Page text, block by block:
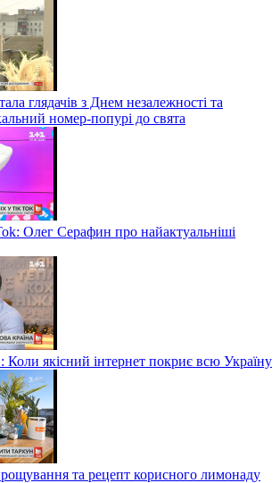
глядачів з Днем незалежності та
номер-попурі до свята
Олег Серафин про найактуальніші
якісний інтернет покриє всю Україну
та рецепт корисного лимонаду